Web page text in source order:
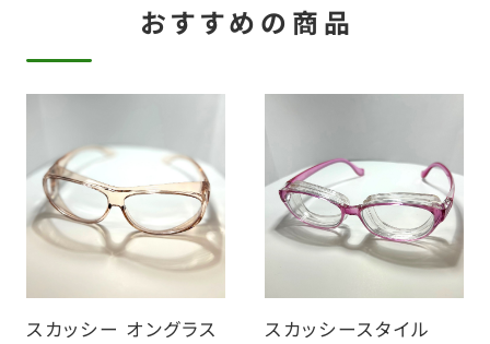
おすすめの商品
スカッシー オングラス
スカッシースタイル